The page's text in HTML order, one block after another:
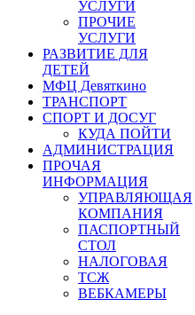
УСЛУГИ
ПРОЧИЕ
УСЛУГИ
РАЗВИТИЕ ДЛЯ
ДЕТЕЙ
МФЦ Девяткино
ТРАНСПОРТ
СПОРТ И ДОСУГ
КУДА ПОЙТИ
АДМИНИСТРАЦИЯ
ПРОЧАЯ
ИНФОРМАЦИЯ
УПРАВЛЯЮЩАЯ
КОМПАНИЯ
ПАСПОРТНЫЙ
СТОЛ
НАЛОГОВАЯ
ТСЖ
ВЕБКАМЕРЫ